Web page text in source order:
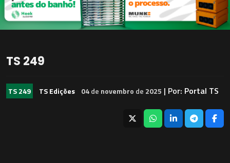
TS 249
TS 249 TS Edições 04de novembro de 2025 | Por: Portal TS